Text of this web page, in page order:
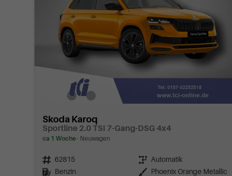
Skoda Karoq
Sportline 2.0 TSI 7-Gang-DSG 4x4
ca 1 Woche Neuwagen
Fahrzeugnr. 62815 Getriebe Automatik
Kraftstoff Benzin Außenfarbe Phoenix Orange Metallic